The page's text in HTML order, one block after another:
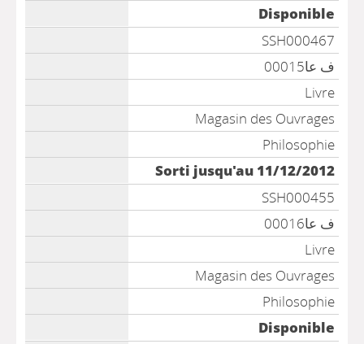
Disponible
SSH000467
ف عا00015
Livre
Magasin des Ouvrages
Philosophie
Sorti jusqu'au 11/12/2012
SSH000455
ف عا00016
Livre
Magasin des Ouvrages
Philosophie
Disponible